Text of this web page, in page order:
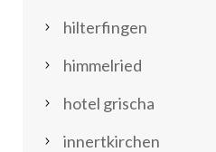
hilterfingen
himmelried
hotel grischa
innertkirchen